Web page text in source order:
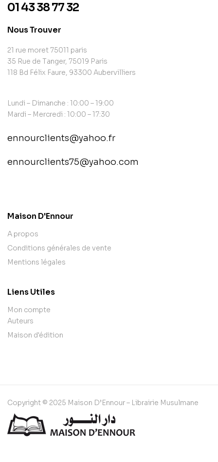
01 43 38 77 32
Nous Trouver
21 rue moret 75011 paris
35 Rue de Tanger, 75019 Paris
118 Bd Félix Faure, 93300 Aubervilliers
Lundi – Dimanche : 10:00 – 19:00
Mardi – Mercredi : 10:00 – 17:30
ennourclients@yahoo.fr
ennourclients75@yahoo.com
Maison D'Ennour
A propos
Conditions générales de vente
Mentions légales
Liens Utiles
Mon compte
Auteurs
Maison d'édition
Copyright © 2025 Maison D’Ennour – Librairie Musulmane